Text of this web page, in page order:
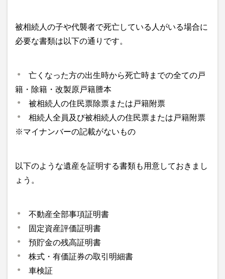
被相続人の子や代襲者で死亡している人がいる場合に
必要な書類は以下の通りです。
亡くなった方の出生時から死亡時までの全ての戸
籍・除籍・改製原戸籍謄本
被相続人の住民票除票または戸籍附票
相続人全員及び被相続人の住民票または戸籍附票
※マイナンバーの記載がないもの
以下のような遺産を証明する書類も用意しておきまし
ょう。
不動産全部事項証明書
固定資産評価証明書
預貯金の残高証明書
株式・有価証券の取引明細書
車検証